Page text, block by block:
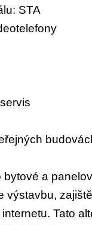
STA
a
výstavbu,
Tato